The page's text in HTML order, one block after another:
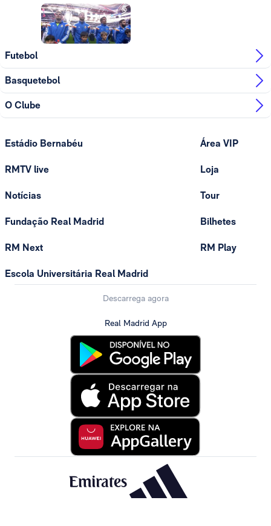
Futebol
Basquetebol
O Clube
Estádio Bernabéu
RMTV live
Notícias
Fundação Real Madrid
RM Next
Escola Universitária Real Madrid
Área VIP
Loja
Tour
Bilhetes
RM Play
Descarrega agora
Real Madrid App